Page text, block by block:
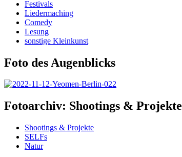
Festivals
Liedermaching
Comedy
Lesung
sonstige Kleinkunst
Foto des Augenblicks
Fotoarchiv: Shootings & Projekte
Shootings & Projekte
SELFs
Natur